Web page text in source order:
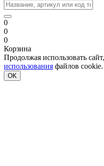
0
0
0
Корзина
Продолжая использовать
использования файлов cookie.
OK